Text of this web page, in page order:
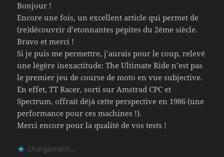
Bonjour !
Encore une fois, un excellent article qui permet de
(re)découvrir d’etonnantes pépites du 2ème siècle.
Bravo et merci !
Si je puis me permettre, j’aurais pour le coup, relevé
une légère inexactitude: The Ultimate Ride n’est pas
le premier jeu de course de moto en vue subjective.
En effet, TT Racer, sorti sur Amstrad CPC et
Spectrum, offrait déjà cette perspective en 1986 (une
performance pour ces machines !).
Merci encore pour la qualité de vos tests !
chargement…